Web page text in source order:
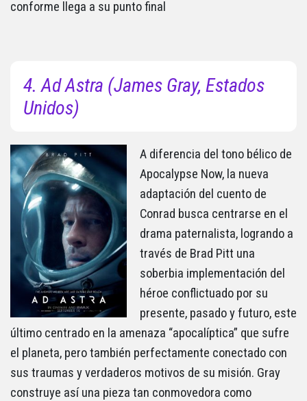
conforme llega a su punto final
4. Ad Astra (James Gray, Estados
Unidos)
A diferencia del tono bélico de
Apocalypse Now, la nueva
adaptación del cuento de
Conrad busca centrarse en el
drama paternalista, logrando a
través de Brad Pitt una
soberbia implementación del
héroe conflictuado por su
presente, pasado y futuro, este
último centrado en la amenaza “apocalíptica” que sufre
el planeta, pero también perfectamente conectado con
sus traumas y verdaderos motivos de su misión. Gray
construye así una pieza tan conmovedora como